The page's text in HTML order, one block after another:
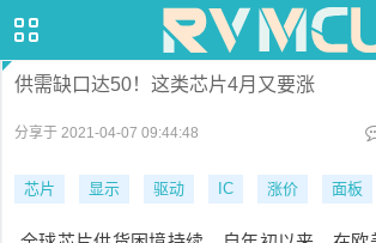
供需缺口达50！这类芯片4月又要涨
分享于 2021-04-07 09:44:48
芯片 显示 驱动 IC 涨价 面板